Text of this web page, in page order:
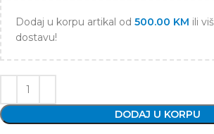
Dodaj u korpu artikal od 500.00 KM ili
dostavu!
DODAJ U KORPU